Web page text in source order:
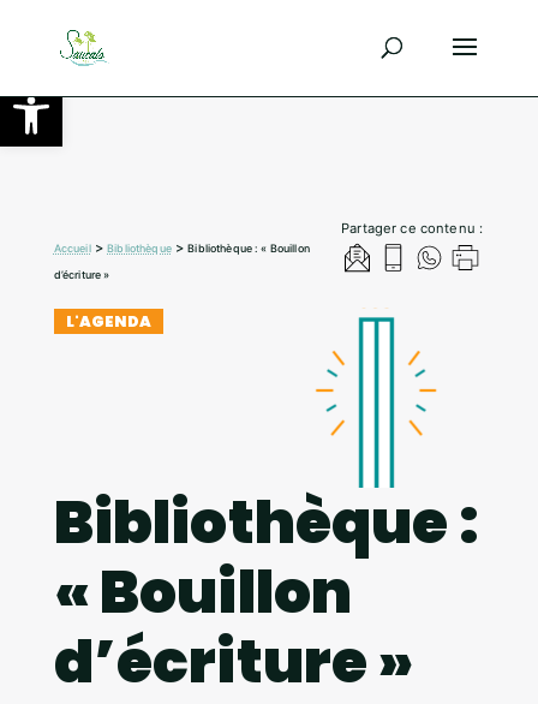
Ouvrir la barre d’outils
Partager ce contenu :
Accueil>Bibliothèque>Bibliothèque : « Bouillon
d’écriture »
L'AGENDA
Bibliothèque :
« Bouillon
d’écriture »